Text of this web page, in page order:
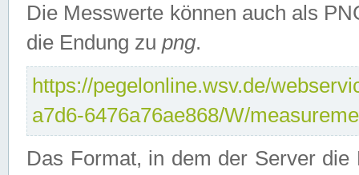
Die Messwerte können auch als
die Endung zu png.
https://pegelonline.wsv.de/
a7d6-6476a76ae868/W/
Das Format, in dem der Server